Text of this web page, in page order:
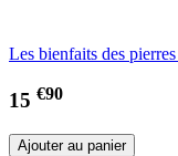
Les bienfaits des
15 €90